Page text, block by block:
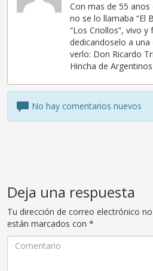
Con mas de 55
no se lo llamaba “El
“Los Criollos”, vivo
dedicandoselo a una
verlo: Don Ricardo
Hincha de
No hay comentarios nuevos
Deja una respuesta
Tu dirección de correo electrónico
están marcados con *